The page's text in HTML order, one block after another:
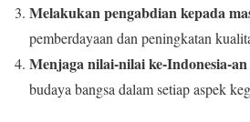
Melakukan pengabdian kepada
pemberdayaan dan peningkatan
Menjaga nilai-nilai ke-Indonesia-an
budaya bangsa dalam setiap aspek